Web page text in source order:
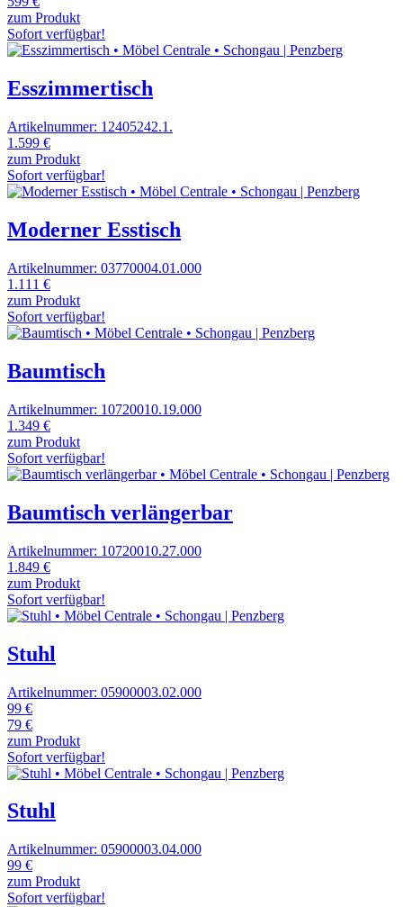
zum Produkt
Sofort verfügbar!
Esszimmertisch
Artikelnummer: 12405242.1.
1.599 €
zum Produkt
Sofort verfügbar!
Moderner Esstisch
Artikelnummer: 03770004.01.000
1.111 €
zum Produkt
Sofort verfügbar!
Baumtisch
Artikelnummer: 10720010.19.000
1.349 €
zum Produkt
Sofort verfügbar!
Baumtisch verlängerbar
Artikelnummer: 10720010.27.000
1.849 €
zum Produkt
Sofort verfügbar!
Stuhl
Artikelnummer: 05900003.02.000
99 €
79 €
zum Produkt
Sofort verfügbar!
Stuhl
Artikelnummer: 05900003.04.000
99 €
zum Produkt
Sofort verfügbar!